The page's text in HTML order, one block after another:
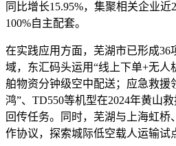
同比增长15.95%，集聚相关企业
100%自主配套。
在实践应用方面，芜湖市已形成36
域，东汇码头运用“线上下单+无人
舶物资分钟级空中配送；应急救援
鸿”、TD550等机型在2024年黄山
回传任务。同时，芜湖与上海虹
作协议，探索城际低空载人运输试